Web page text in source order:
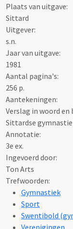
Plaats van uitgave:
Sittard
Uitgever:
s.n.
Jaar van uitgave:
1981
Aantal pagina's:
256 p.
Aantekeningen:
Verslag in woord en
Sittardse
Annotatie:
3e ex.
Ingevoerd door:
Ton Arts
Trefwoorden:
Gymnastiek
Sport
Swentibold
Verenigingen